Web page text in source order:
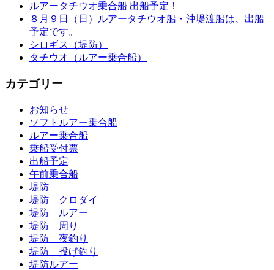
ルアータチウオ乗合船 出船予定！
８月９日（日）ルアータチウオ船・沖堤渡船は、出船
予定です。
シロギス（堤防）
タチウオ（ルアー乗合船）
カテゴリー
お知らせ
ソフトルアー乗合船
ルアー乗合船
乗船受付票
出船予定
午前乗合船
堤防
堤防 クロダイ
堤防 ルアー
堤防 周り
堤防 夜釣り
堤防 投げ釣り
堤防ルアー